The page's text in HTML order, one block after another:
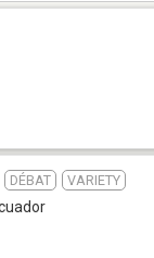
DÉBAT VARIETY